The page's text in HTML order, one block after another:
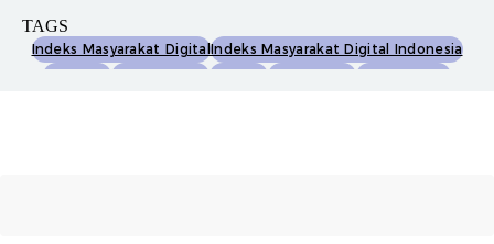
TAGS
Indeks Masyarakat DigitalIndeks Masyarakat Digital Indonesia